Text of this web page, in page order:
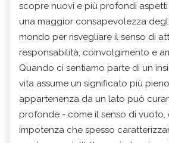
scopre nuovi e più profondi
una maggior consapevolezza
mondo per risvegliare il senso di
responsabilità, coinvolgimento e
Quando ci sentiamo parte di un
vita assume un significato più
appartenenza da un lato può
profonde - come il senso di vuoto,
impotenza che spesso